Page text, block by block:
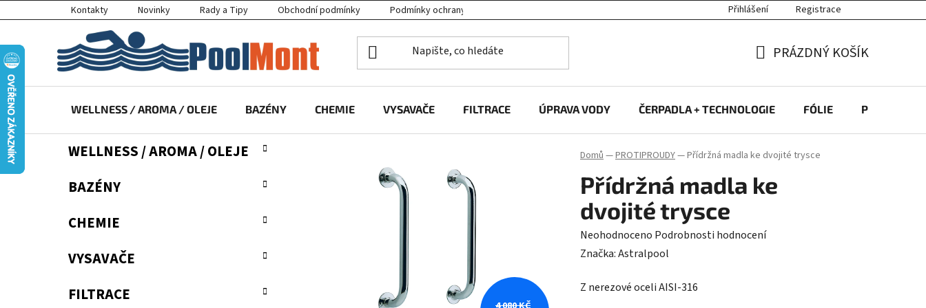
na
Kontakty Novinky Rady a Tipy Obchodní podmínky Podmínky ochrany osobních údajů Přihlášení Registrace
KOŠÍK
PRÁZDNÝ KOŠÍK
WELLNESS / AROMA / OLEJE BAZÉNY CHEMIE VYSAVAČE FILTRACE ÚPRAVA VODY ČERPADLA + TECHNOLOGIE FÓLIE
kategorie
WELLNESS / AROMA / OLEJE
BAZÉNY
CHEMIE
VYSAVAČE
FILTRACE
Domů—PROTIPROUDY—Přídržná madla ke dvojité trysce
Přídržná madla ke
dvojité trysce
Průměrné
hodnocení
je
Neohodnoceno Podrobnosti hodnocení
Značka:Astralpool
Z nerezové oceli AISI-316